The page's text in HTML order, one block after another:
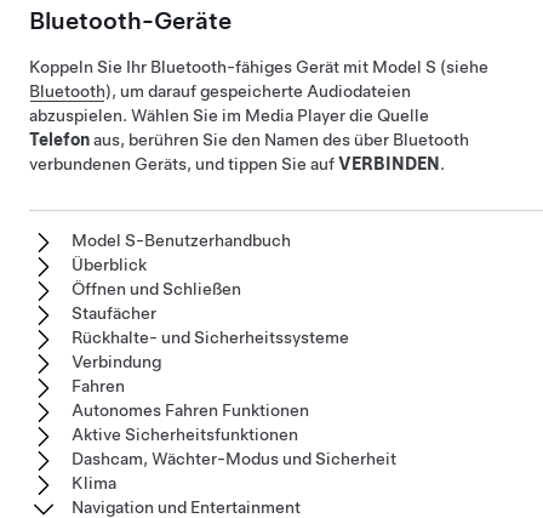
Bluetooth-Geräte
Koppeln Sie Ihr Bluetooth-fähiges Gerät mit Model S (siehe
Bluetooth), um darauf gespeicherte Audiodateien
abzuspielen. Wählen Sie im Media Player die Quelle
Telefonaus, berühren Sie den Namen des über Bluetooth
verbundenen Geräts, und tippen Sie aufVERBINDEN .
Model S-Benutzerhandbuch
Überblick
Öffnen und Schließen
Staufächer
Rückhalte- und Sicherheitssysteme
Verbindung
Fahren
Autonomes Fahren Funktionen
Aktive Sicherheitsfunktionen
Dashcam, Wächter-Modus und Sicherheit
Klima
Navigation und Entertainment